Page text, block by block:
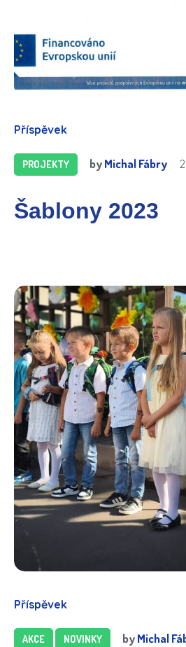
Příspěvek
PROJEKTY byMichal Fábry
Šablony 2023
Příspěvek
AKCE NOVINKY byMichal